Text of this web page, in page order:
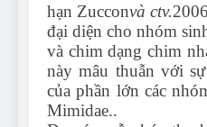
hạn Zucconvà ctv.
đại diện cho nhóm
và chim dạng chim
này mâu thuẫn với
của phần lớn các
Mimidae..